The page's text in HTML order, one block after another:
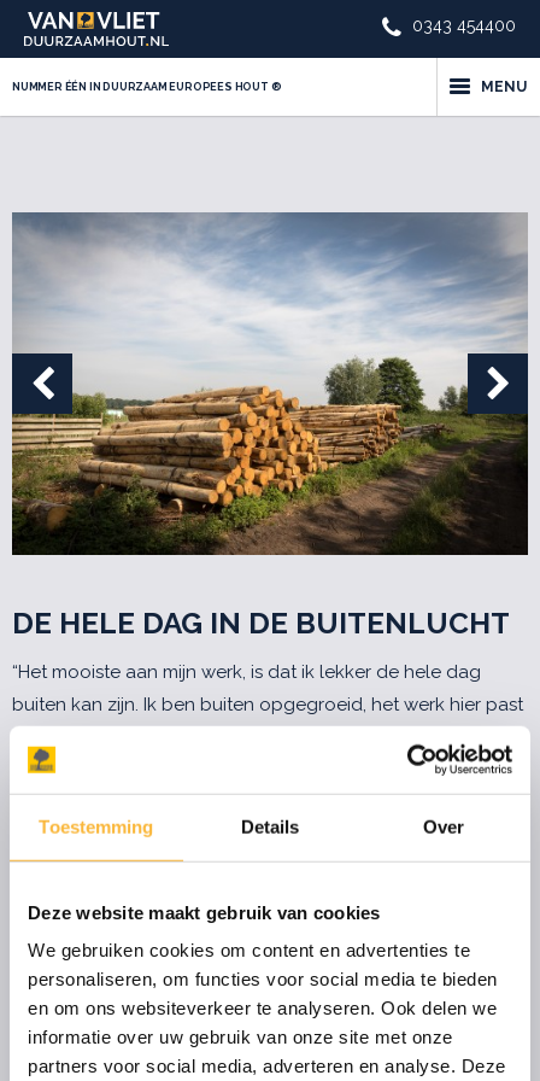
Toestemming Details Over
Deze website maakt gebruik van cookies
We gebruiken cookies om content en advertenties te
personaliseren, om functies voor social media te bieden
en om ons websiteverkeer te analyseren. Ook delen we
informatie over uw gebruik van onze site met onze
partners voor social media, adverteren en analyse. Deze
DE HELE DAG IN DE BUITENLUCHT
“Het mooiste aan mijn werk, is dat ik lekker de hele dag
buiten kan zijn. Ik ben buiten opgegroeid, het werk hier past
een grote openluchtwinkel werk. Daarnaast vind ik het heel
leuk om klanten goed te helpen bij het kiezen van de juiste
houtsoort. Elk type hout is verschillend maar ook elke paal
van dezelfde houtsoort is anders.”
Tijdens een stage van de opleiding bos- en natuurbeheer
kwam Jelle op aanraden van een docent bij Van Vliet
Kastanjehout terecht. “Het klikte meteen en ik kon na mijn
studie blijven. Inmiddels heb ik mijn vrachtwagen rijbewijs
gehaald en is mijn werk heel divers geworden. Ik ben op de
0343 454400
NUMMER ÉÉN IN DUURZAAM EUROPEES HOUT ® MENU